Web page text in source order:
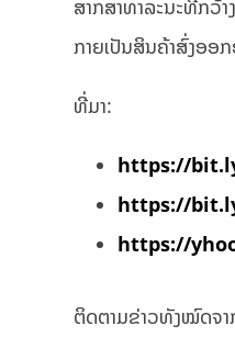
ສາກສາທາລະນະທີ່ກວ້
ກາຍເປັນສິນຄ້າສົ່ງອອ
ທີ່ມາ:
https://
https://
https://
ຕິດຕາມຂ່າວທັງໝົດຈາ